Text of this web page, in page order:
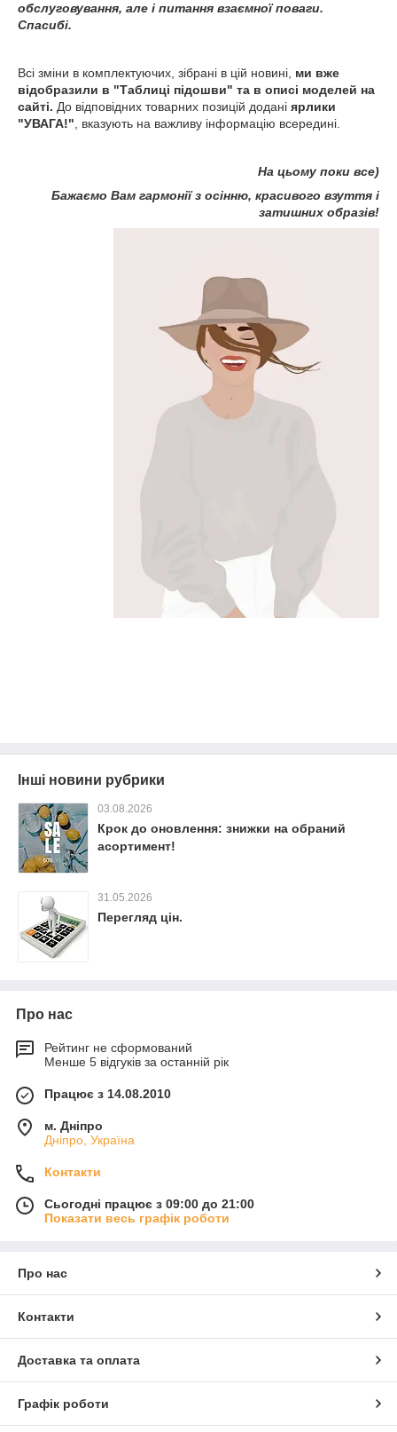
обслуговування, але і питання взаємної поваги.
Спасибі.
Всі зміни в комплектуючих, зібрані в цій новині, ми вже
відобразили в "Таблиці підошви" та в описі моделей на
сайті. До відповідних товарних позицій додані ярлики
"УВАГА!", вказують на важливу інформацію всередині.
На цьому поки все)
Бажаємо Вам гармонії з осінню, красивого взуття і
затишних образів!
Інші новини рубрики
03.08.2026
Крок до оновлення: знижки на обраний
асортимент!
31.05.2026
Перегляд цін.
Про нас
Рейтинг не сформований
Менше 5 відгуків за останній рік
Працює з 14.08.2010
м. Дніпро
Дніпро, Україна
Контакти
Сьогодні працює з 09:00 до 21:00
Показати весь графік роботи
Про нас
Контакти
Доставка та оплата
Графік роботи